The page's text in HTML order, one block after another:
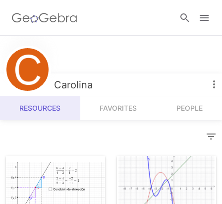
Resources
Number Sense
Algebra
Measurement
Operations
Calculators
Geometry
3D Calculator
Carolina
RESOURCES FAVORITES PEOPLE